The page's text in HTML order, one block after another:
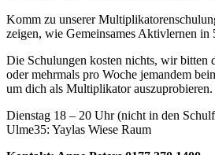
Komm zu unserer
zeigen, wie Gemeinsames Aktivlernen in
Die Schulungen kosten nichts, wir bitten
oder mehrmals pro Woche jemandem
um dich als Multiplikator auszuprobieren.
Dienstag 18 – 20 Uhr (nicht in den
Ulme35: Yaylas Wiese Raum